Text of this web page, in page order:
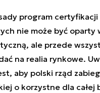
program certyfikacji
nie może być oparty
ale przede
na realia rynkowe.
aby polski rząd
o korzystne dla całej